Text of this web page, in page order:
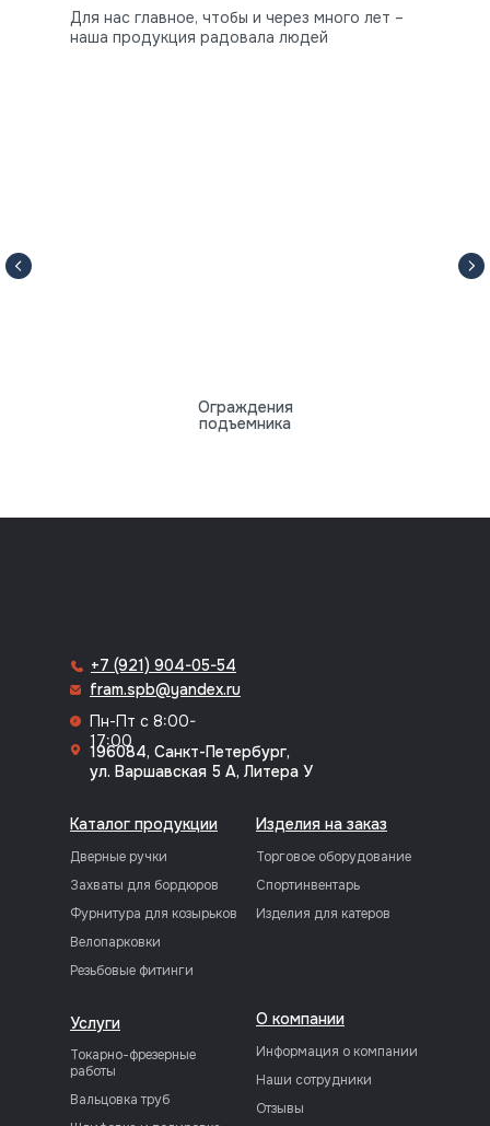
Для нас главное, чтобы и через много лет –
наша продукция радовала людей
Ограждения
подъемника
О компании
Каталог продукции
Информация о компании
Наши сотрудники
Дверные ручки
Отзывы
Захваты для бордюров
Фурнитура для козырьков
Велопарковки
Резьбовые фитинги
Изделия на заказ
Торговое оборудование
Спортинвентарь
Изделия для катеров
Услуги
Токарно-фрезерные
работы
Вальцовка труб
+7 (921) 904-05-54
fram.spb@yandex.ru
Пн-Пт с 8:00-
17:00
196084, Санкт-Петербург,
ул. Варшавская 5 А, Литера У